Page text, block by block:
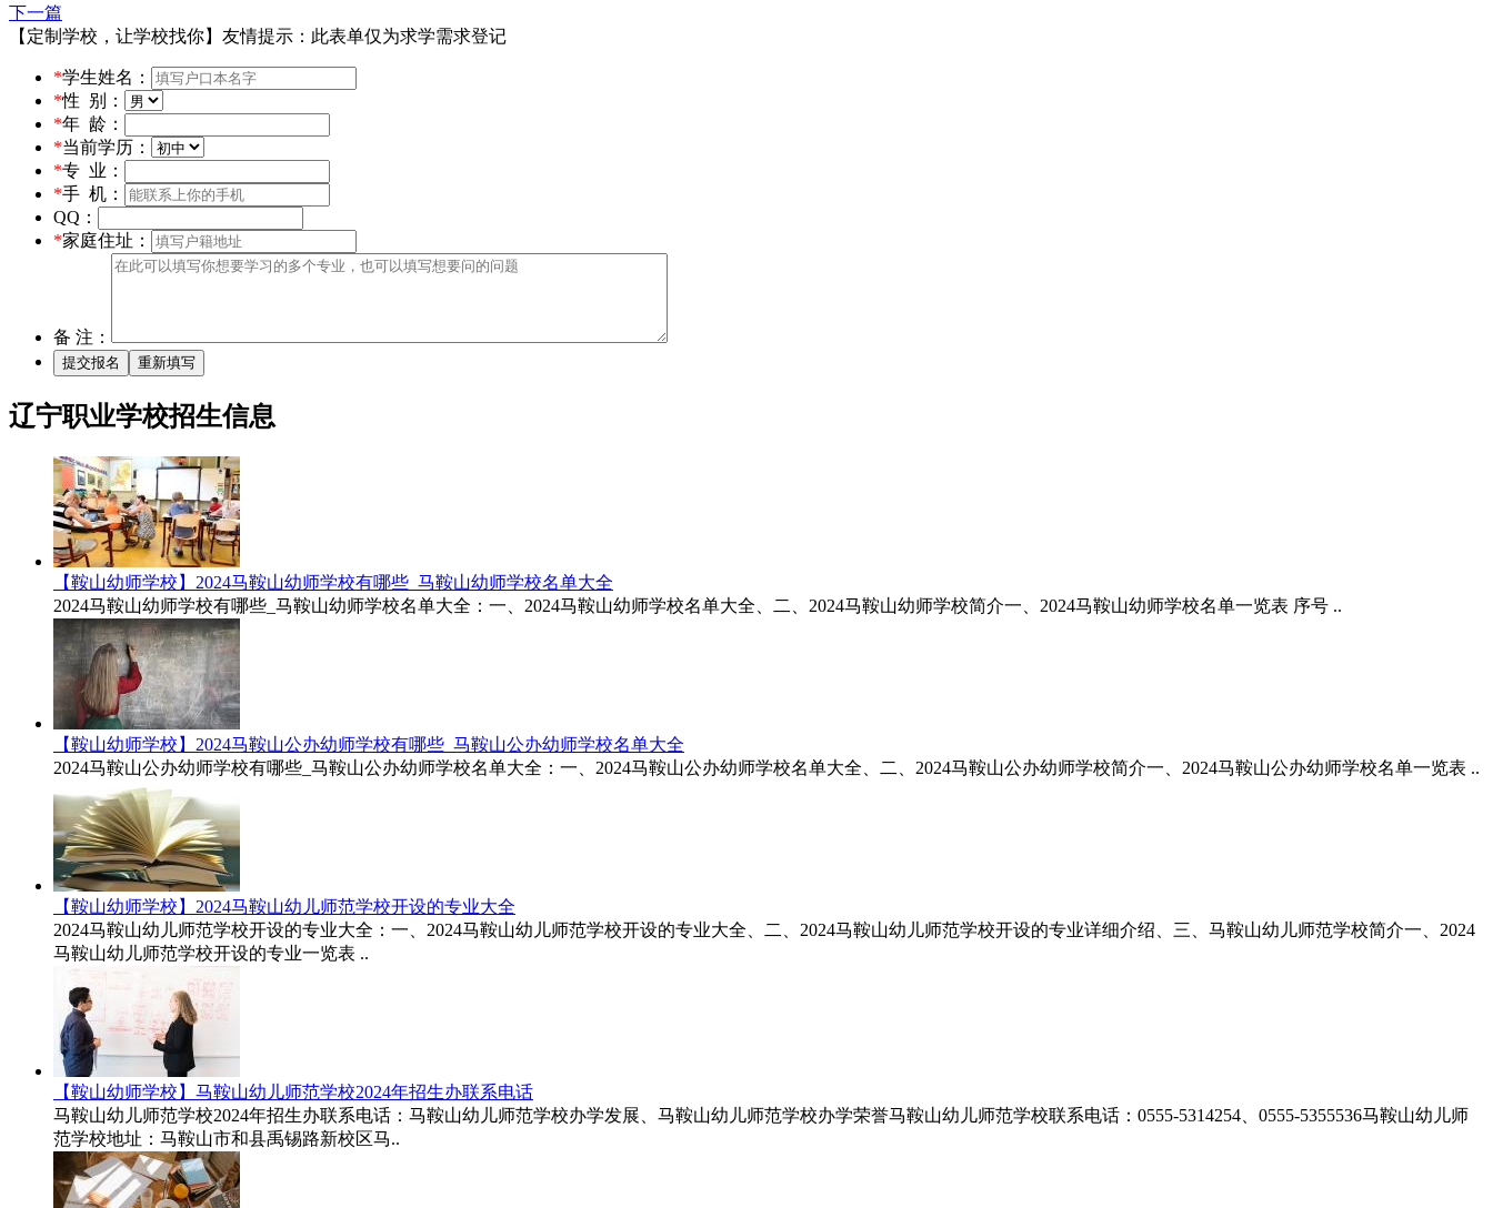
下一篇
【定制学校，让学校找你】友情提示：此表单仅为求学需求登记
*学生姓名：
*性 别：
*年 龄：
*当前学历：
*专 业：
*手 机：
QQ：
*家庭住址：
备 注：
辽宁职业学校招生信息
【鞍山幼师学校】2024马鞍山幼师学校有哪些_马鞍山幼师学校名单大全
2024马鞍山幼师学校有哪些_马鞍山幼师学校名单大全：一、2024马鞍山幼师学校名单大全、二、2024马鞍山幼师学校简介一、2024马鞍山幼师学校名单一览表 序号 ..
【鞍山幼师学校】2024马鞍山公办幼师学校有哪些_马鞍山公办幼师学校名单大全
2024马鞍山公办幼师学校有哪些_马鞍山公办幼师学校名单大全：一、2024马鞍山公办幼师学校名单大全、二、2024马鞍山公办幼师学校简介一、2024马鞍山公办幼师学校名单一览表 ..
【鞍山幼师学校】2024马鞍山幼儿师范学校开设的专业大全
2024马鞍山幼儿师范学校开设的专业大全：一、2024马鞍山幼儿师范学校开设的专业大全、二、2024马鞍山幼儿师范学校开设的专业详细介绍、三、马鞍山幼儿师范学校简介一、2024
马鞍山幼儿师范学校开设的专业一览表 ..
【鞍山幼师学校】马鞍山幼儿师范学校2024年招生办联系电话
马鞍山幼儿师范学校2024年招生办联系电话：马鞍山幼儿师范学校办学发展、马鞍山幼儿师范学校办学荣誉马鞍山幼儿师范学校联系电话：0555-5314254、0555-5355536马鞍山幼儿师
范学校地址：马鞍山市和县禹锡路新校区马..